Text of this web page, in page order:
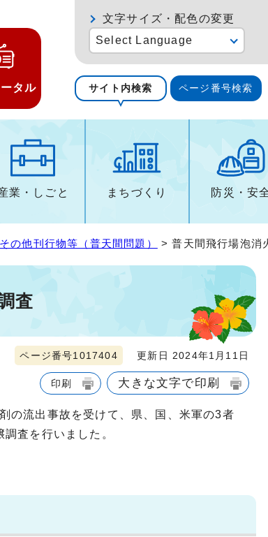
タル
文字サイズ・配色の変更
Select Language
サイト内検索 ページ番号検索
業・しごと まちづくり 防災・安
の他刊行物等（普天間問題） > 普天間飛行場泡消
査
ページ番号1017404 更新日 2024年1月11日
印刷 大きな文字で印刷
の流出事故を受けて、県、国、米軍の3者
査を行いました。